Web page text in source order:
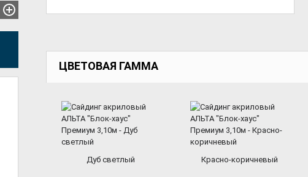
ЦВЕТОВАЯ ГАММА
Дуб светлый Красно-коричневый